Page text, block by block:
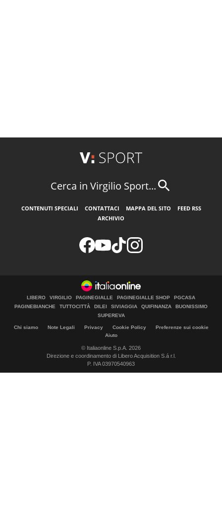
Cerca in Virgilio Sport...
CONTENUTI SPECIALI CONTATTACI MAPPA DEL SITO
FEED RSS
ARCHIVIO
LIBERO VIRGILIO PAGINEGIALLE PAGINEGIALLE SHOP
PGCASA
PAGINEBIANCHE
TUTTOCITTÀ DILEI SIVIAGGIA QUIFINANZA
BUONISSIMO
SUPEREVA
Chi siamo Note Legali Privacy Cookie Policy
Preferenze sui cookie
Aiuto
© Italiaonline S.p.A. 2026
Direzione e coordinamento di Libero Acquisition S.á r.l.
P. IVA 03970540963